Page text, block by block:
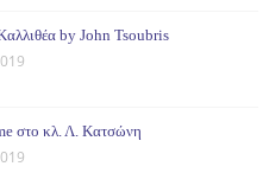
by John Tsoubris
στο κλ. Λ. Κατσώνη